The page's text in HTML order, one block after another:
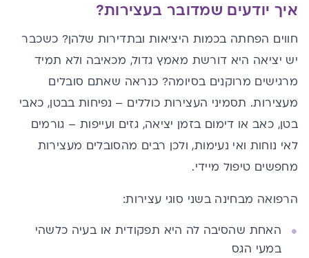
איך יודעים שמדובר בעצירות?
חווים הפחתה בכמות היציאות ובתדירות שלהן? כשכבר
יש יציאה היא דורשת מאמץ גדול, מכאיבה ולא תמיד
מרגישים מרוקנים בסיומה? כנראה שאתם סובלים
מעצירות. תסמיני העצירות כוללים – נפיחות בבטן, כאבי
בטן, כאב או דימום בזמן יציאה, גזים ועייפות – גורמים
לאי נוחות ואי נעימות, ולכן רבים מהסובלים מעצירות
מחפשים טיפול מיידי.
הרפואה מבחינה בשני סוגי עצירות:
האחת שהסיבה לה היא תפקודית או בעיה כלשהי
במעי הגס